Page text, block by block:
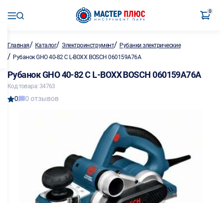
0
Главная/ Каталог/ Электроинструмент/ Рубанки электрические
/ Рубанок GHO 40-82 C L-BOXX BOSCH 060159A76A
Рубанок GHO 40-82 C L-BOXX BOSCH 060159A76A
Код товара: 34763
0 0 отзывов